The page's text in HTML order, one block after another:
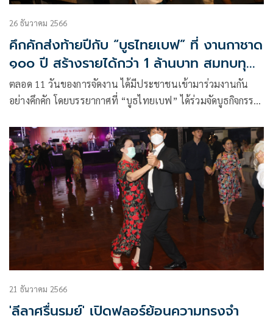
26 ธันวาคม 2566
คึกคักส่งท้ายปีกับ “บูธไทยเบฟ” ที่ งานกาชาด
๑๐๐ ปี สร้างรายได้กว่า 1 ล้านบาท สมทบทุน
สภากาชาดไทย
ตลอด 11 วันของการจัดงาน ได้มีประชาชนเข้ามาร่วมงานกัน
อย่างคึกคัก โดยบรรยากาศที่ “บูธไทยเบฟ” ได้ร่วมจัดบูธกิจกรรม
21 ธันวาคม 2566
'ลีลาศรื่นรมย์' เปิดฟลอร์ย้อนความทรงจำ